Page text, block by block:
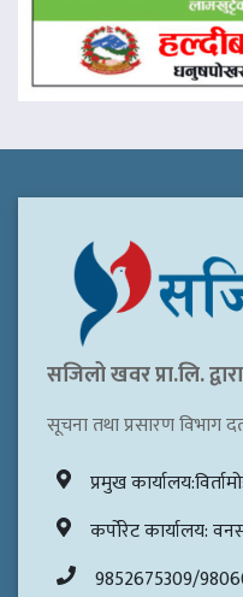
सजिलो खवर प्रा.लि.
सूचना तथा प्रसारण विभाग
प्रमुख
कर्पोरेट कार्यालय:
9852675309/